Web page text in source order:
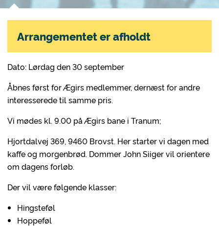
Dato: Lørdag den 30 september
Åbnes først for Ægirs medlemmer, dernæst for andre
interesserede til samme pris.
Vi mødes kl. 9.00 på Ægirs bane i Tranum;
Hjortdalvej 369, 9460 Brovst. Her starter vi dagen med
kaffe og morgenbrød. Dommer John Siiger vil orientere
om dagens forløb.
Der vil være følgende klasser:
Hingsteføl
Hoppeføl
Arrangementet er afholdt